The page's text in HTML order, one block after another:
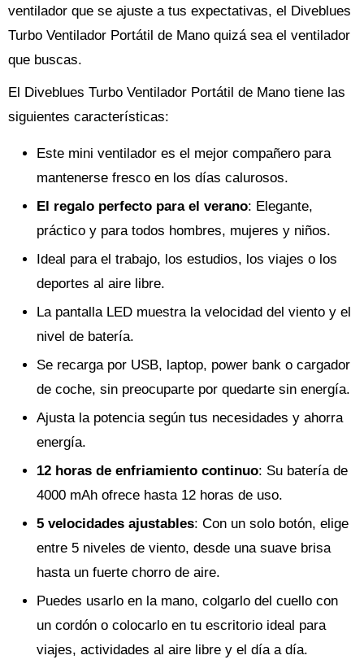
ventilador que se ajuste a tus expectativas, el Diveblues
Turbo Ventilador Portátil de Mano quizá sea el ventilador
que buscas.
El Diveblues Turbo Ventilador Portátil de Mano tiene las
siguientes características:
Este mini ventilador es el mejor compañero para
mantenerse fresco en los días calurosos.
El regalo perfecto para el verano: Elegante,
práctico y para todos hombres, mujeres y niños.
Ideal para el trabajo, los estudios, los viajes o los
deportes al aire libre.
La pantalla LED muestra la velocidad del viento y el
nivel de batería.
Se recarga por USB, laptop, power bank o cargador
de coche, sin preocuparte por quedarte sin energía.
Ajusta la potencia según tus necesidades y ahorra
energía.
12 horas de enfriamiento continuo: Su batería de
4000 mAh ofrece hasta 12 horas de uso.
5 velocidades ajustables: Con un solo botón, elige
entre 5 niveles de viento, desde una suave brisa
hasta un fuerte chorro de aire.
Puedes usarlo en la mano, colgarlo del cuello con
un cordón o colocarlo en tu escritorio ideal para
viajes, actividades al aire libre y el día a día.